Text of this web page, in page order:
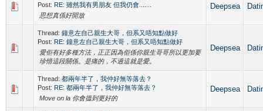
Post: RE: 雖然我有男朋友 但我仍會.......
思想真係好開放
Deepsea
Thread: 鐘意左自己親生大哥，但系又唔知點做好
Post: RE: 鐘意左自己親生大哥，但系又唔知點做好
愛佢有好多種方法，正正因為佢係你親生哥哥所以更加要
珍惜這段關係。是痛的，不過這就是愛。
Deepsea
Thread: 都兩年半了，我仲好無等落去？
Post: RE: 都兩年半了，我仲好無等落去？
Move on la 你會搵到更好的
Deepsea